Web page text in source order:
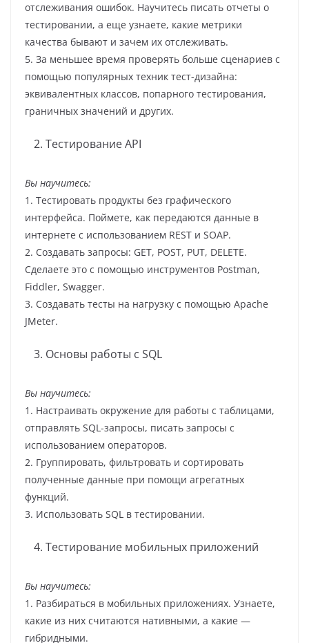
отслеживания ошибок. Научитесь писать отчеты о
тестировании, а еще узнаете, какие метрики
качества бывают и зачем их отслеживать.
5. За меньшее время проверять больше сценариев с
помощью популярных техник тест-дизайна:
эквивалентных классов, попарного тестирования,
граничных значений и других.
Тестирование API
Вы научитесь:
1. Тестировать продукты без графического
интерфейса. Поймете, как передаются данные в
интернете с использованием REST и SOAP.
2. Создавать запросы: GET, POST, PUT, DELETE.
Сделаете это с помощью инструментов Postman,
Fiddler, Swagger.
3. Создавать тесты на нагрузку с помощью Apache
JMeter.
Основы работы с SQL
Вы научитесь:
1. Настраивать окружение для работы с таблицами,
отправлять SQL-запросы, писать запросы с
использованием операторов.
2. Группировать, фильтровать и сортировать
полученные данные при помощи агрегатных
функций.
3. Использовать SQL в тестировании.
Тестирование мобильных приложений
Вы научитесь:
1. Разбираться в мобильных приложениях. Узнаете,
какие из них считаются нативными, а какие —
гибридными.